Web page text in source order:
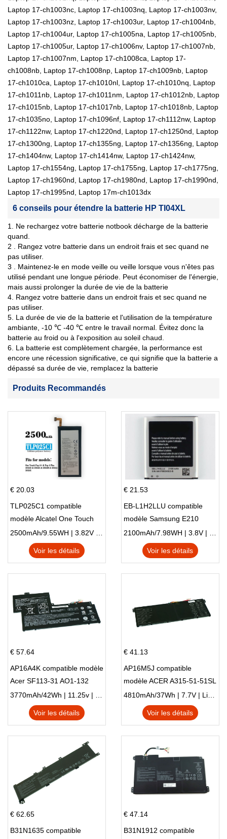
Laptop 17-ch1003nc, Laptop 17-ch1003nq, Laptop 17-ch1003nv,
Laptop 17-ch1003nz, Laptop 17-ch1003ur, Laptop 17-ch1004nb,
Laptop 17-ch1004ur, Laptop 17-ch1005na, Laptop 17-ch1005nb,
Laptop 17-ch1005ur, Laptop 17-ch1006nv, Laptop 17-ch1007nb,
Laptop 17-ch1007nm, Laptop 17-ch1008ca, Laptop 17-
ch1008nb, Laptop 17-ch1008np, Laptop 17-ch1009nb, Laptop
17-ch1010ca, Laptop 17-ch1010nl, Laptop 17-ch1010nq, Laptop
17-ch1011nb, Laptop 17-ch1011nm, Laptop 17-ch1012nb, Laptop
17-ch1015nb, Laptop 17-ch1017nb, Laptop 17-ch1018nb, Laptop
17-ch1035no, Laptop 17-ch1096nf, Laptop 17-ch1112nw, Laptop
17-ch1122nw, Laptop 17-ch1220nd, Laptop 17-ch1250nd, Laptop
17-ch1300ng, Laptop 17-ch1355ng, Laptop 17-ch1356ng, Laptop
17-ch1404nw, Laptop 17-ch1414nw, Laptop 17-ch1424nw,
Laptop 17-ch1554ng, Laptop 17-ch1755ng, Laptop 17-ch1775ng,
Laptop 17-ch1960nd, Laptop 17-ch1980nd, Laptop 17-ch1990nd,
Laptop 17-ch1995nd, Laptop 17m-ch1013dx
6 conseils pour étendre la batterie HP TI04XL
1. Ne rechargez votre batterie notbook décharge de la batterie
quand.
2 . Rangez votre batterie dans un endroit frais et sec quand ne
pas utiliser.
3 . Maintenez-le en mode veille ou veille lorsque vous n'êtes pas
utilisé pendant une longue période. Peut économiser de l'énergie,
mais aussi prolonger la durée de vie de la batterie
4. Rangez votre batterie dans un endroit frais et sec quand ne
pas utiliser.
5. La durée de vie de la batterie et l'utilisation de la température
ambiante, -10 ℃ -40 ℃ entre le travail normal. Évitez donc la
batterie au froid ou à l'exposition au soleil chaud.
6. La batterie est complètement chargée, la performance est
encore une récession significative, ce qui signifie que la batterie a
dépassé sa durée de vie, remplacez la batterie
Produits Recommandés
€ 20.03
TLP025C1 compatible
modèle Alcatel One Touch
Pop 4 Plus OT-5056D
2500mAh/9.55WH | 3.82V | Li-ion ...
Voir les détails
€ 21.53
EB-L1H2LLU compatible
modèle Samsung E210
E210K i939
2100mAh/7.98WH | 3.8V | Li-ion ...
Voir les détails
€ 57.64
AP16A4K compatible modèle
Acer SF113-31 AO1-132
NE132
3770mAh/42Wh | 11.25v | Li-ion ...
Voir les détails
€ 41.13
AP16M5J compatible
modèle ACER A315-51-51SL
N17Q1 SERIES
4810mAh/37Wh | 7.7V | Li-ion ...
Voir les détails
€ 62.65
B31N1635 compatible
€ 47.14
B31N1912 compatible